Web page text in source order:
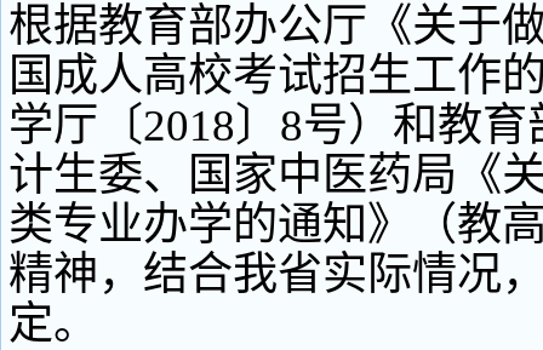
根据教育部办公厅《关于
国成人高校考试招生工作
学厅〔2018〕8号）和教
计生委、国家中医药局《
类专业办学的通知》（教
精神，结合我省实际情况
定。